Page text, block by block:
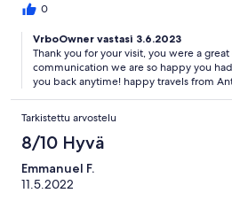
0
VrboOwner vastasi 3.6.2023
Thank you for your visit, you were a
communication we are so happy you
you back anytime! happy travels from
Tarkistettu arvostelu
8/10 Hyvä
Emmanuel F.
11.5.2022